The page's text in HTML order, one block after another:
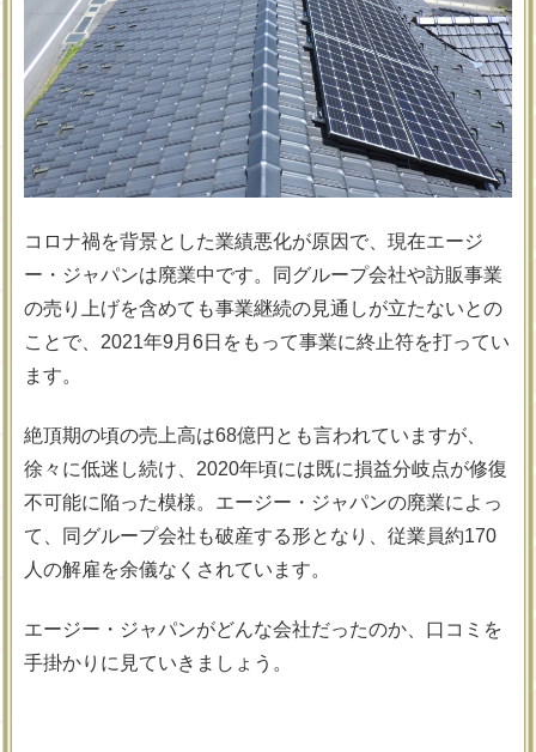
コロナ禍を背景とした業績悪化が原因で、現在エージ
ー・ジャパンは廃業中です。同グループ会社や訪販事業
の売り上げを含めても事業継続の見通しが立たないとの
ことで、2021年9月6日をもって事業に終止符を打ってい
ます。
絶頂期の頃の売上高は68億円とも言われていますが、
徐々に低迷し続け、2020年頃には既に損益分岐点が修復
不可能に陥った模様。エージー・ジャパンの廃業によっ
て、同グループ会社も破産する形となり、従業員約170
人の解雇を余儀なくされています。
エージー・ジャパンがどんな会社だったのか、口コミを
手掛かりに見ていきましょう。